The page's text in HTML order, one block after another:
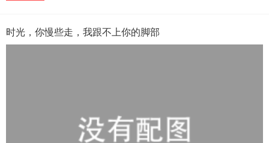
时光，你慢些走，我跟不上你的脚部